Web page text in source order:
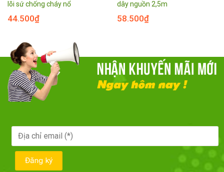
lõi sứ chống cháy nổ
44.500₫
dây nguồn 2,5m
58.500₫